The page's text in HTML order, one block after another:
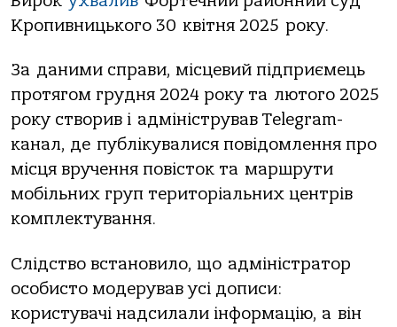
Кропивницького 30 квітня 2025 року.
За даними справи, місцевий підприємець
протягом грудня 2024 року та лютого 2025
року створив і адміністрував Telegram-
канал, де публікувалися повідомлення про
місця вручення повісток та маршрути
мобільних груп територіальних центрів
комплектування.
Слідство встановило, що адміністратор
особисто модерував усі дописи:
користувачі надсилали інформацію, а він